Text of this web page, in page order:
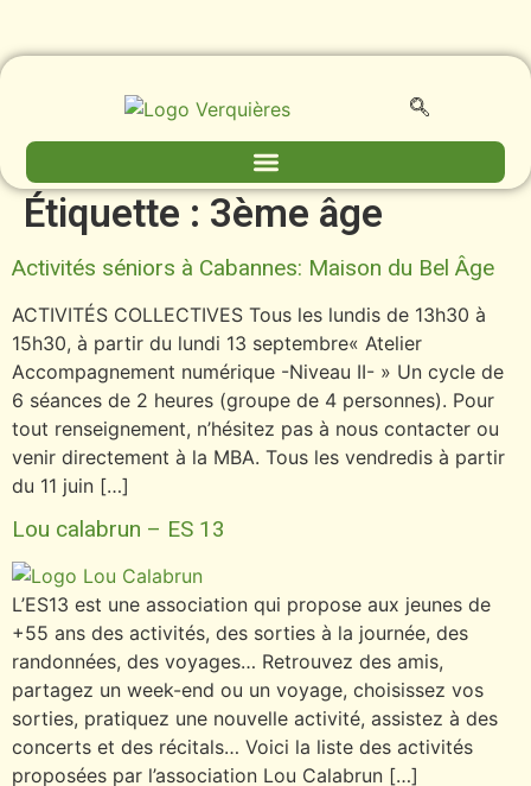
Étiquette : 3ème âge
Activités séniors à Cabannes: Maison du Bel Âge
ACTIVITÉS COLLECTIVES Tous les lundis de 13h30 à
15h30, à partir du lundi 13 septembre« Atelier
Accompagnement numérique -Niveau II- » Un cycle de
6 séances de 2 heures (groupe de 4 personnes). Pour
tout renseignement, n’hésitez pas à nous contacter ou
venir directement à la MBA. Tous les vendredis à partir
du 11 juin […]
Lou calabrun – ES 13
L’ES13 est une association qui propose aux jeunes de
+55 ans des activités, des sorties à la journée, des
randonnées, des voyages… Retrouvez des amis,
partagez un week-end ou un voyage, choisissez vos
sorties, pratiquez une nouvelle activité, assistez à des
concerts et des récitals… Voici la liste des activités
proposées par l’association Lou Calabrun […]